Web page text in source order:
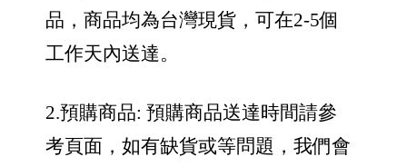
品，商品均為台灣現貨，可在2-5個
工作天內送達。
2.預購商品: 預購商品送達時間請參
考頁面，如有缺貨或等問題，我們會